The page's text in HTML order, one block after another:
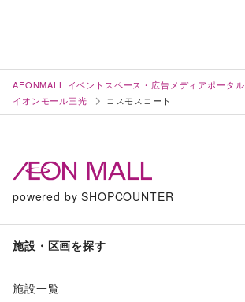
AEONMALL イベントスペース・広告メディアポータル
イオンモール三光
コスモスコート
powered by SHOPCOUNTER
施設・区画を探す
施設一覧